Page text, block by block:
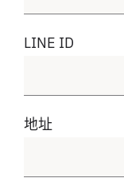
LINE ID
地址